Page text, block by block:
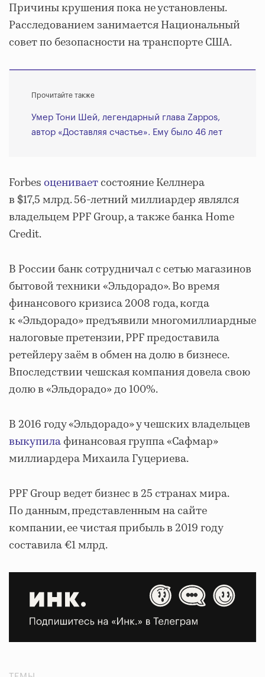
Причины крушения пока не установлены.
Расследованием занимается Национальный
совет по безопасности на транспорте США.
Прочитайте также
Умер Тони Шей, легендарный глава Zappos,
автор «Доставляя счастье». Ему было 46 лет
Forbesоцениваетсостояние Келлнера
в $17,5 млрд. 56-летний миллиардер являлся
владельцем PPF Group, а также банка Home
Credit.
В России банк сотрудничал с сетью магазинов
бытовой техники «Эльдорадо». Во время
финансового кризиса 2008 года, когда
к «Эльдорадо» предъявили многомиллиардные
налоговые претензии, PPF предоставила
ретейлеру заём в обмен на долю в бизнесе.
Впоследствии чешская компания довела свою
долю в «Эльдорадо» до 100%.
В 2016 году «Эльдорадо» у чешских владельцев
выкупилафинансовая группа «Сафмар»
миллиардера Михаила Гуцериева.
PPF Group ведет бизнес в 25 странах мира.
По данным, представленным на сайте
компании, ее чистая прибыль в 2019 году
составила €1 млрд.